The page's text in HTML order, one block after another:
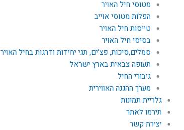
מטוסי חיל האויר
הפלות מטוסי אוייב
טייסות חיל האויר
בסיסי חיל האויר
סמלים,סיכות, פצ'ים, תגי יחידות ודרגות בחיל האויר
תעופה צבאית בארץ ישראל
גיבורי החיל
מערך ההגנה האווירית
גלריית תמונות
תירמו לאתר
יצירת קשר